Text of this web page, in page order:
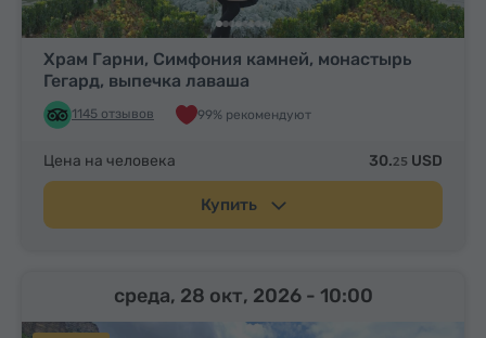
Храм Гарни, Симфония камней, монастырь
Гегард, выпечка лаваша
1145 отзывов 99% рекомендуют
Цена на человека 30.25 USD
Купить
среда, 28 окт, 2026 - 10:00